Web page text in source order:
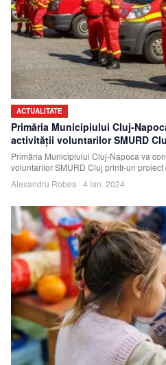
ACTUALITATE
Primăria Municipiului Cluj-
activității voluntarilor SMURD
Primăria Municipiului Cluj-Napoca va
voluntarilor SMURD Cluj printr-un
sumei de 225.000
Alexandru Robea · 4 ian. 2024